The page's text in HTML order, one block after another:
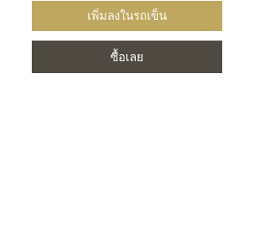
เพิ่มลงในรถเข็น
ซื้อเลย